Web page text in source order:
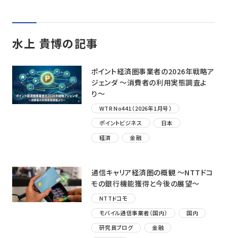
水上 貴博の記事
ポイント経済圏事業者の2026年戦略ア
ジェンダ 〜消費者の利用実態調査よ
り〜
WTR No441（2026年1月号）
ポイントビジネス
日本
経済
金融
通信キャリア経済圏の概観 ～NTTドコ
モの銀行機能獲得と今後の展望～
NTTドコモ
モバイル通信事業者（国内）
国内
研究員ブログ
金融